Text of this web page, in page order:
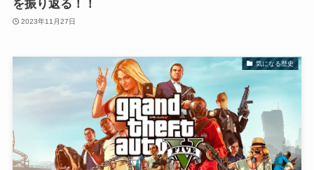
を振り返る！！
2023年11月27日
気になる歴史